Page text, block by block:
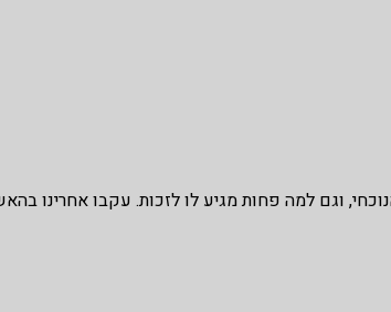
וגם למה פחות מגיע לו לזכות. עקבו אחרינו